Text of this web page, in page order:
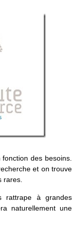
des besoins.
et on trouve
rares.
rattrape à grandes
naturellement une